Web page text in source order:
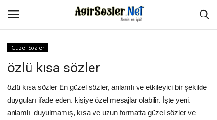
Anasayfa
İletişim
Güzel Sözler
özlü kısa sözler
özlü kısa sözler En güzel sözler, anlamlı ve etkileyici bir şekilde
duyguları ifade eden, kişiye özel mesajlar olabilir. İşte yeni,
anlamlı, duyulmamış, kısa ve uzun formatta güzel sözler ve